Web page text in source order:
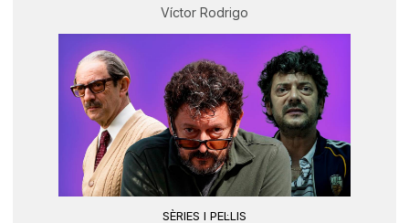
Víctor Rodrigo
SÈRIES I PEL·LIS